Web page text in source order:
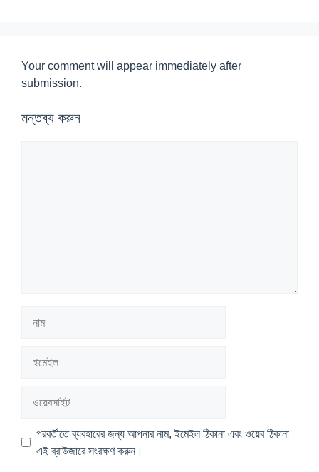
Your comment will appear immediately after
submission.
মন্তব্য করুন
পরবর্তীতে ব্যবহারের জন্য আপনার নাম, ইমেইল ঠিকানা এবং ওয়েব ঠিকানা
এই ব্রাউজারে সংরক্ষণ করুন।